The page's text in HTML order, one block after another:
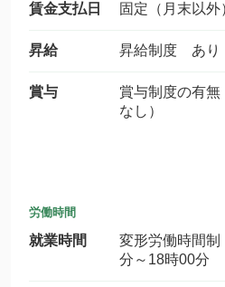
賃金支払日 固定（月末以
昇給 昇給制度 あり
賞与
賞与制度の有
なし）
労働時間
就業時間
変形労働時間
分～18時00分